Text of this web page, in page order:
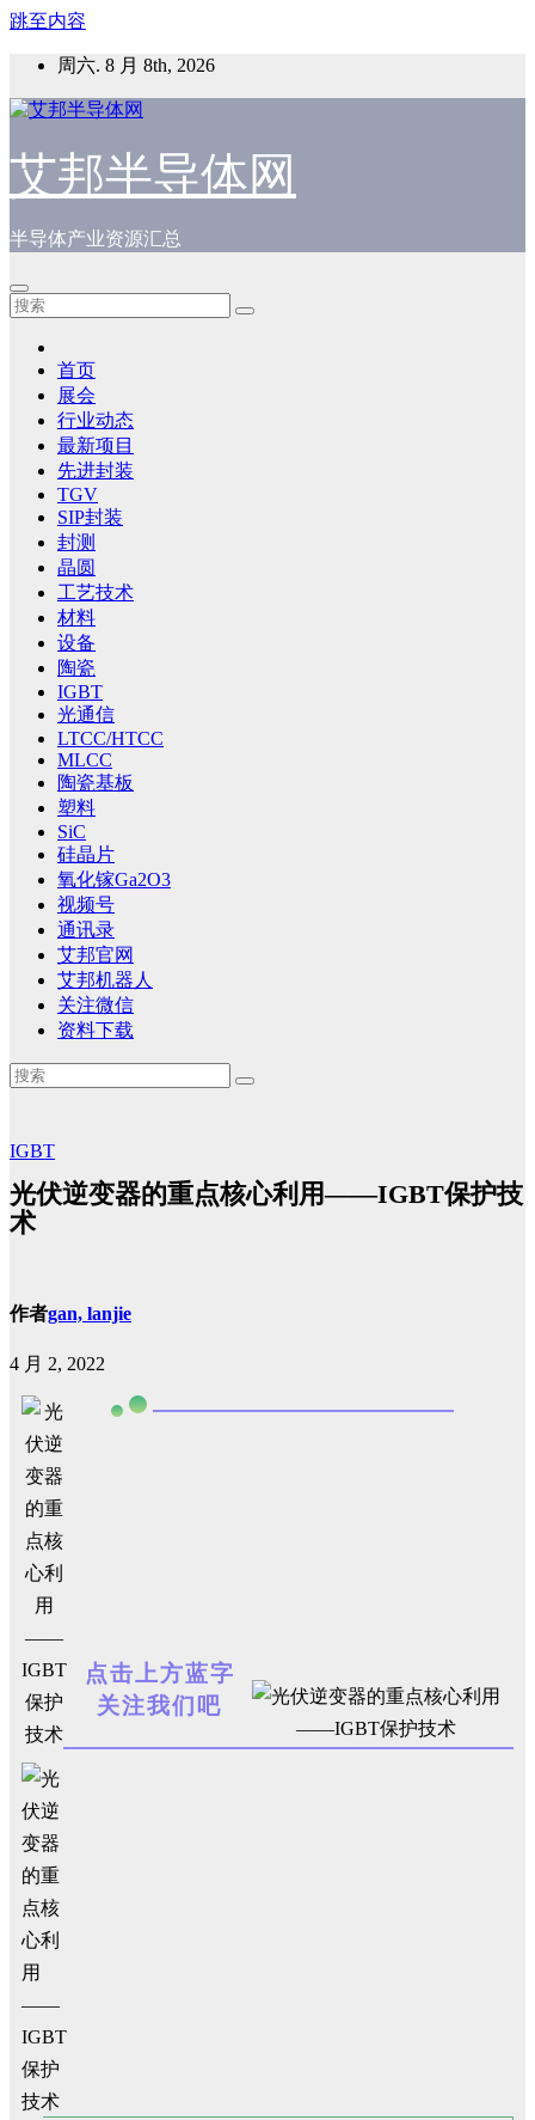
跳至内容
周六. 8 月 8th, 2026
艾邦半导体网
半导体产业资源汇总
首页
展会
行业动态
最新项目
先进封装
TGV
SIP封装
封测
晶圆
工艺技术
材料
设备
陶瓷
IGBT
光通信
LTCC/HTCC
MLCC
陶瓷基板
塑料
SiC
硅晶片
氧化镓Ga2O3
视频号
通讯录
艾邦官网
艾邦机器人
关注微信
资料下载
IGBT
光伏逆变器的重点核心利用——IGBT保护技
术
作者gan, lanjie
4 月 2, 2022
点击上方蓝字
关注我们吧